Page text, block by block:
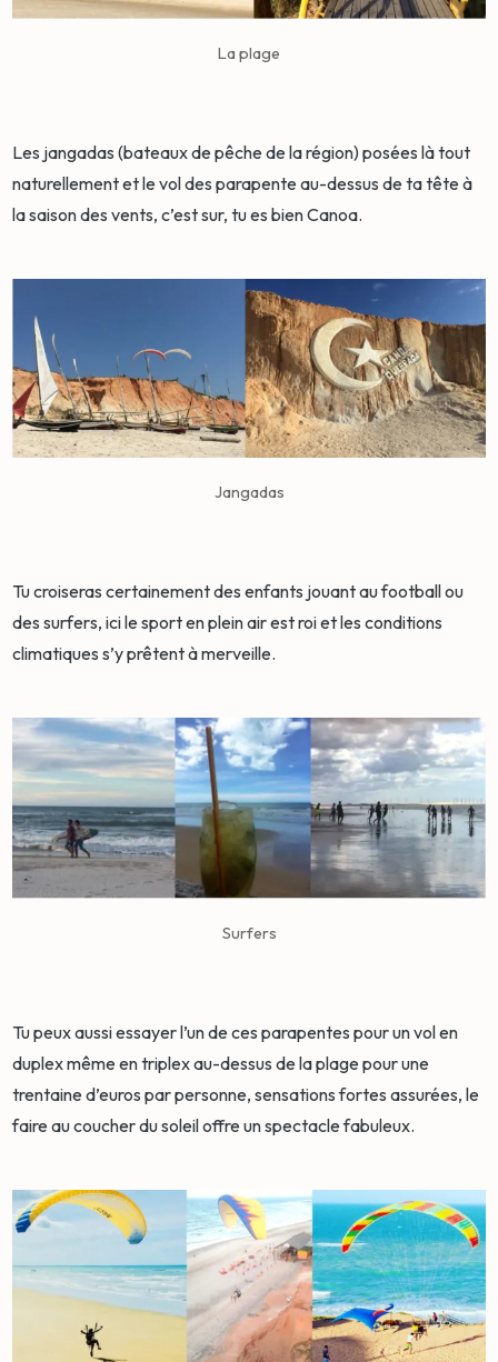
La plage
Les jangadas (bateaux de pêche de la région) posées là tout
naturellement et le vol des parapente au-dessus de ta tête à
la saison des vents, c’est sur, tu es bien Canoa.
Jangadas
Tu croiseras certainement des enfants jouant au football ou
des surfers, ici le sport en plein air est roi et les conditions
climatiques s’y prêtent à merveille.
Surfers
Tu peux aussi essayer l’un de ces parapentes pour un vol en
duplex même en triplex au-dessus de la plage pour une
trentaine d’euros par personne, sensations fortes assurées, le
faire au coucher du soleil offre un spectacle fabuleux.